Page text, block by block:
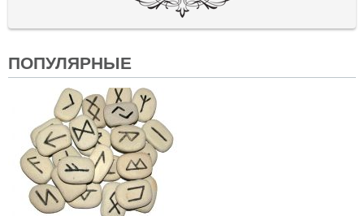
ПОПУЛЯРНЫЕ